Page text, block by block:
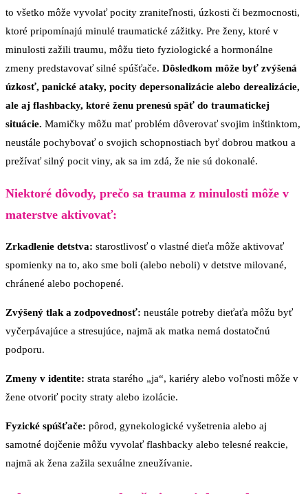
to všetko môže vyvolať pocity zraniteľnosti, úzkosti či bezmocnosti,
ktoré pripomínajú minulé traumatické zážitky. Pre ženy, ktoré v
minulosti zažili traumu, môžu tieto fyziologické a hormonálne
zmeny predstavovať silné spúšťače. Dôsledkom môže byť zvýšená
úzkosť, panické ataky, pocity depersonalizácie alebo derealizácie,
ale aj flashbacky, ktoré ženu prenesú späť do traumatickej
situácie. Mamičky môžu mať problém dôverovať svojim inštinktom,
neustále pochybovať o svojich schopnostiach byť dobrou matkou a
prežívať silný pocit viny, ak sa im zdá, že nie sú dokonalé.
Niektoré dôvody, prečo sa trauma z minulosti môže v
materstve aktivovať:
Zrkadlenie detstva: starostlivosť o vlastné dieťa môže aktivovať
spomienky na to, ako sme boli (alebo neboli) v detstve milované,
chránené alebo pochopené.
Zvýšený tlak a zodpovednosť: neustále potreby dieťaťa môžu byť
vyčerpávajúce a stresujúce, najmä ak matka nemá dostatočnú
podporu.
Zmeny v identite: strata starého „ja“, kariéry alebo voľnosti môže v
žene otvoriť pocity straty alebo izolácie.
Fyzické spúšťače: pôrod, gynekologické vyšetrenia alebo aj
samotné dojčenie môžu vyvolať flashbacky alebo telesné reakcie,
najmä ak žena zažila sexuálne zneužívanie.